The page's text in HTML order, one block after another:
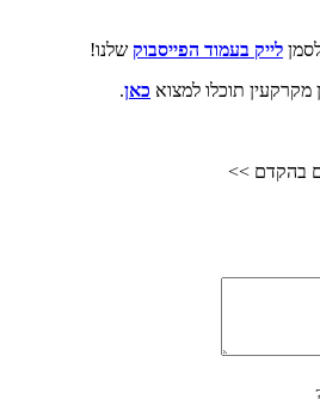
לייק בעמוד הפייסבוק שלנו!
מקרקעין תוכלו למצוא כאן.
בהקדם >>